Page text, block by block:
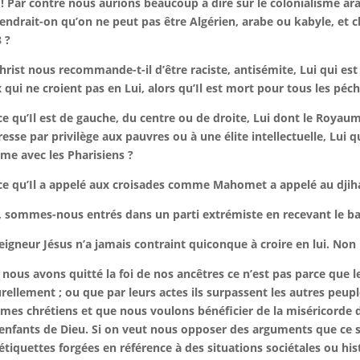
on qu’on ne peut pas être Algérien, arabe ou kabyle, et
?
nous recommande-t-il d’être raciste, antisémite, Lui qui
qui ne croient pas en Lui, alors qu’Il est mort pour tous les
qu’Il est de gauche, du centre ou de droite, Lui dont le
par privilège aux pauvres ou à une élite intellectuelle, Lui
avec les Pharisiens ?
qu’Il a appelé aux croisades comme Mahomet a appelé au
sommes-nous entrés dans un parti extrémiste en recevant le
Jésus n’a jamais contraint quiconque à croire en lui.
nous avons quitté la foi de nos ancêtres ce n’est pas parce que
; ou que par leurs actes ils surpassent les autres
chrétiens et que nous voulons bénéficier de la miséricorde
de Dieu. Si on veut nous opposer des arguments que
forgées en référence à des situations sociétales ou